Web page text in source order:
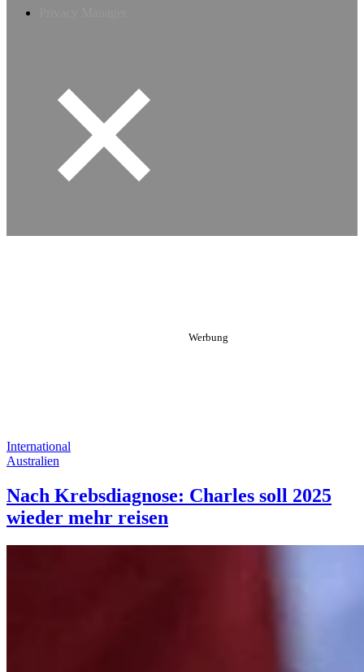
International
Australien
Nach Krebsdiagnose: Charles soll 2025
wieder mehr reisen